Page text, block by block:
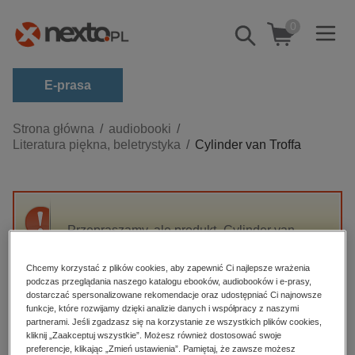
Pokaż/schowaj
wyszukiwarkę
0
E-prasa
Kategorie
Zobacz wszystkie E-prasa
budownictwo, aranżacja wnętrz
darmowe wydania
edukacja
hobby, sport, rozrywka
komputery, internet, technologie, informatyka
Strona główna
audiobooki
Literatura piękna, beletrystyka
Cylinder van Troffa
Przepraszamy, ale produkt „Cylinder van
High-contrast mode
Polecane
Chcemy korzystać z plików cookies, aby zapewnić Ci najlepsze wrażenia
podczas przeglądania naszego katalogu ebooków, audiobooków i e-prasy,
dostarczać spersonalizowane rekomendacje oraz udostępniać Ci najnowsze
funkcje, które rozwijamy dzięki analizie danych i współpracy z naszymi
partnerami. Jeśli zgadzasz się na korzystanie ze wszystkich plików cookies,
kliknij „Zaakceptuj wszystkie”. Możesz również dostosować swoje
preferencje, klikając „Zmień ustawienia”. Pamiętaj, że zawsze możesz